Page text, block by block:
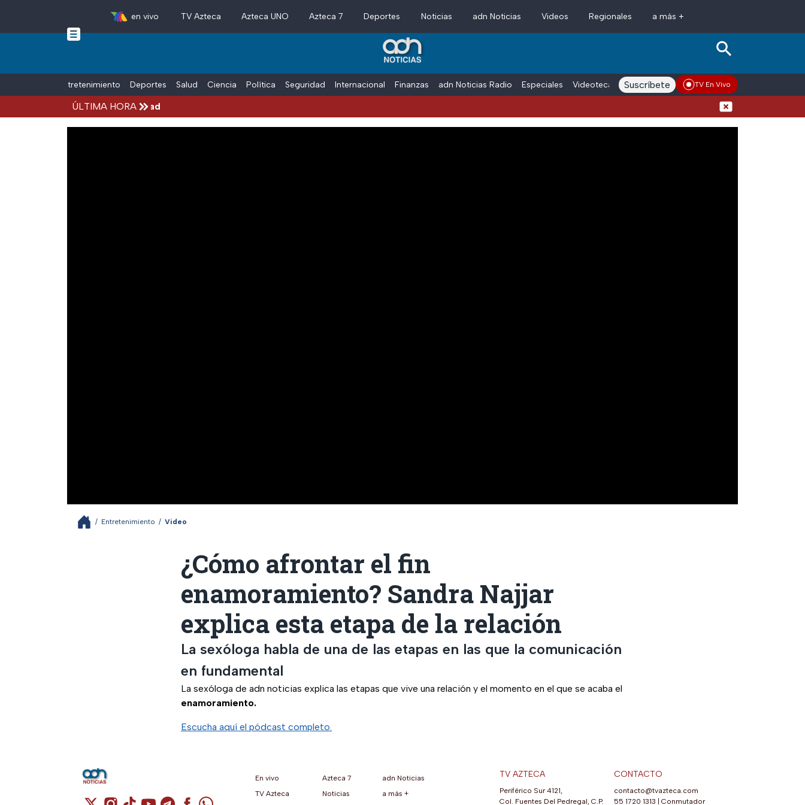
Skip to main content
en vivo TV Azteca Azteca UNO Azteca 7 Deportes Noticias adn Noticias Videos Regionales a más +
Entretenimiento Deportes Salud Ciencia Política Seguridad Internacional Finanzas adn Noticias Radio Especiales Videoteca Conductores Voces adn Noticias
Suscríbete TV En Vivo
ÚLTIMA HORA
por alerta de seguridad
/ Entretenimiento / Video
¿Cómo afrontar el fin
enamoramiento? Sandra Najjar
explica esta etapa de la relación
La sexóloga habla de una de las etapas en las que la comunicación
en fundamental
La sexóloga de adn noticias explica las etapas que vive una relación y el momento en el que se acaba el
enamoramiento.
Escucha aquí el pódcast completo.
Cuenta de X / Twitter (se abre en una nueva pestaña)
Cuenta de Instagram (se abre en una nueva pestaña)
Cuenta de TikTok (se abre en una nueva pestaña)
Cuenta de YouTube (se abre en una nueva pestaña)
Cuenta de Telegram (se abre en una nueva pestaña)
Cuenta de Facebook (se abre en una nueva pestaña)
Cuenta de WhatsApp (se abre en una nueva pestaña)
En vivo
TV Azteca
Azteca 7
Noticias
adn Noticias
a más +
TV AZTECA
Periférico Sur 4121,
Col. Fuentes Del Pedregal, C.P.
CONTACTO
contacto@tvazteca.com
55 1720 1313 | Conmutador